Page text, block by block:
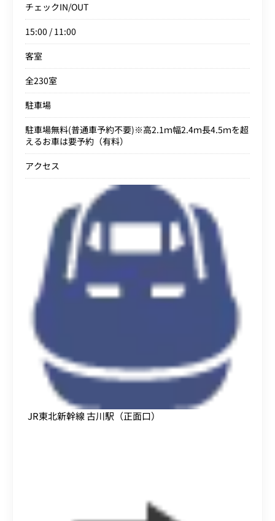
チェックIN/OUT
15:00 / 11:00
客室
全230室
駐車場
駐車場無料(普通車予約不要)※高2.1ｍ幅2.4ｍ長4.5ｍを超
えるお車は要予約（有料）
アクセス
JR東北新幹線 古川駅（正面口）